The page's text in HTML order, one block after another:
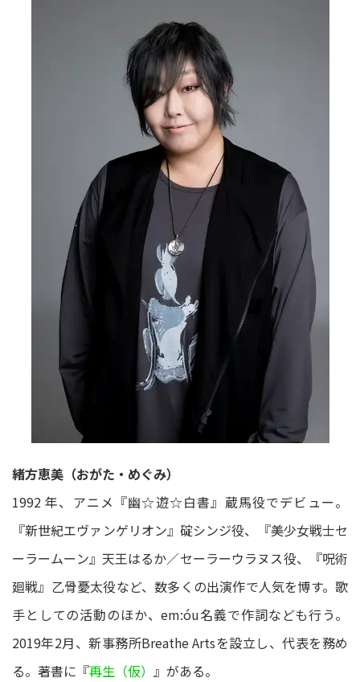
緒方恵美（おがた・めぐみ）
1992 年、アニメ『幽☆遊☆白書』蔵馬役でデビュー。
『新世紀エヴァンゲリオン』碇シンジ役、『美少女戦士セ
ーラームーン』天王はるか／セーラーウラヌス役、『呪術
廻戦』乙骨憂太役など、数多くの出演作で人気を博す。歌
手としての活動のほか、em:óu名義で作詞なども行う。
2019年2月、新事務所Breathe Artsを設立し、代表を務め
る。著書に『再生（仮） 』がある。